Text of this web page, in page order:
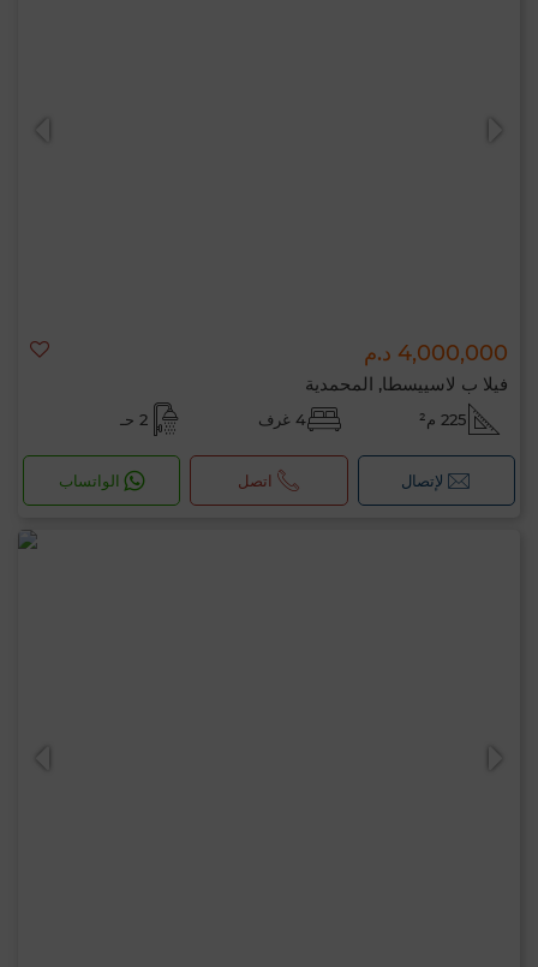
4,000,000 د.م
فيلا ب لاسييسطا, المحمدية
225 م² 4 غرف 2 حـ
لإتصال اتصل الواتساب